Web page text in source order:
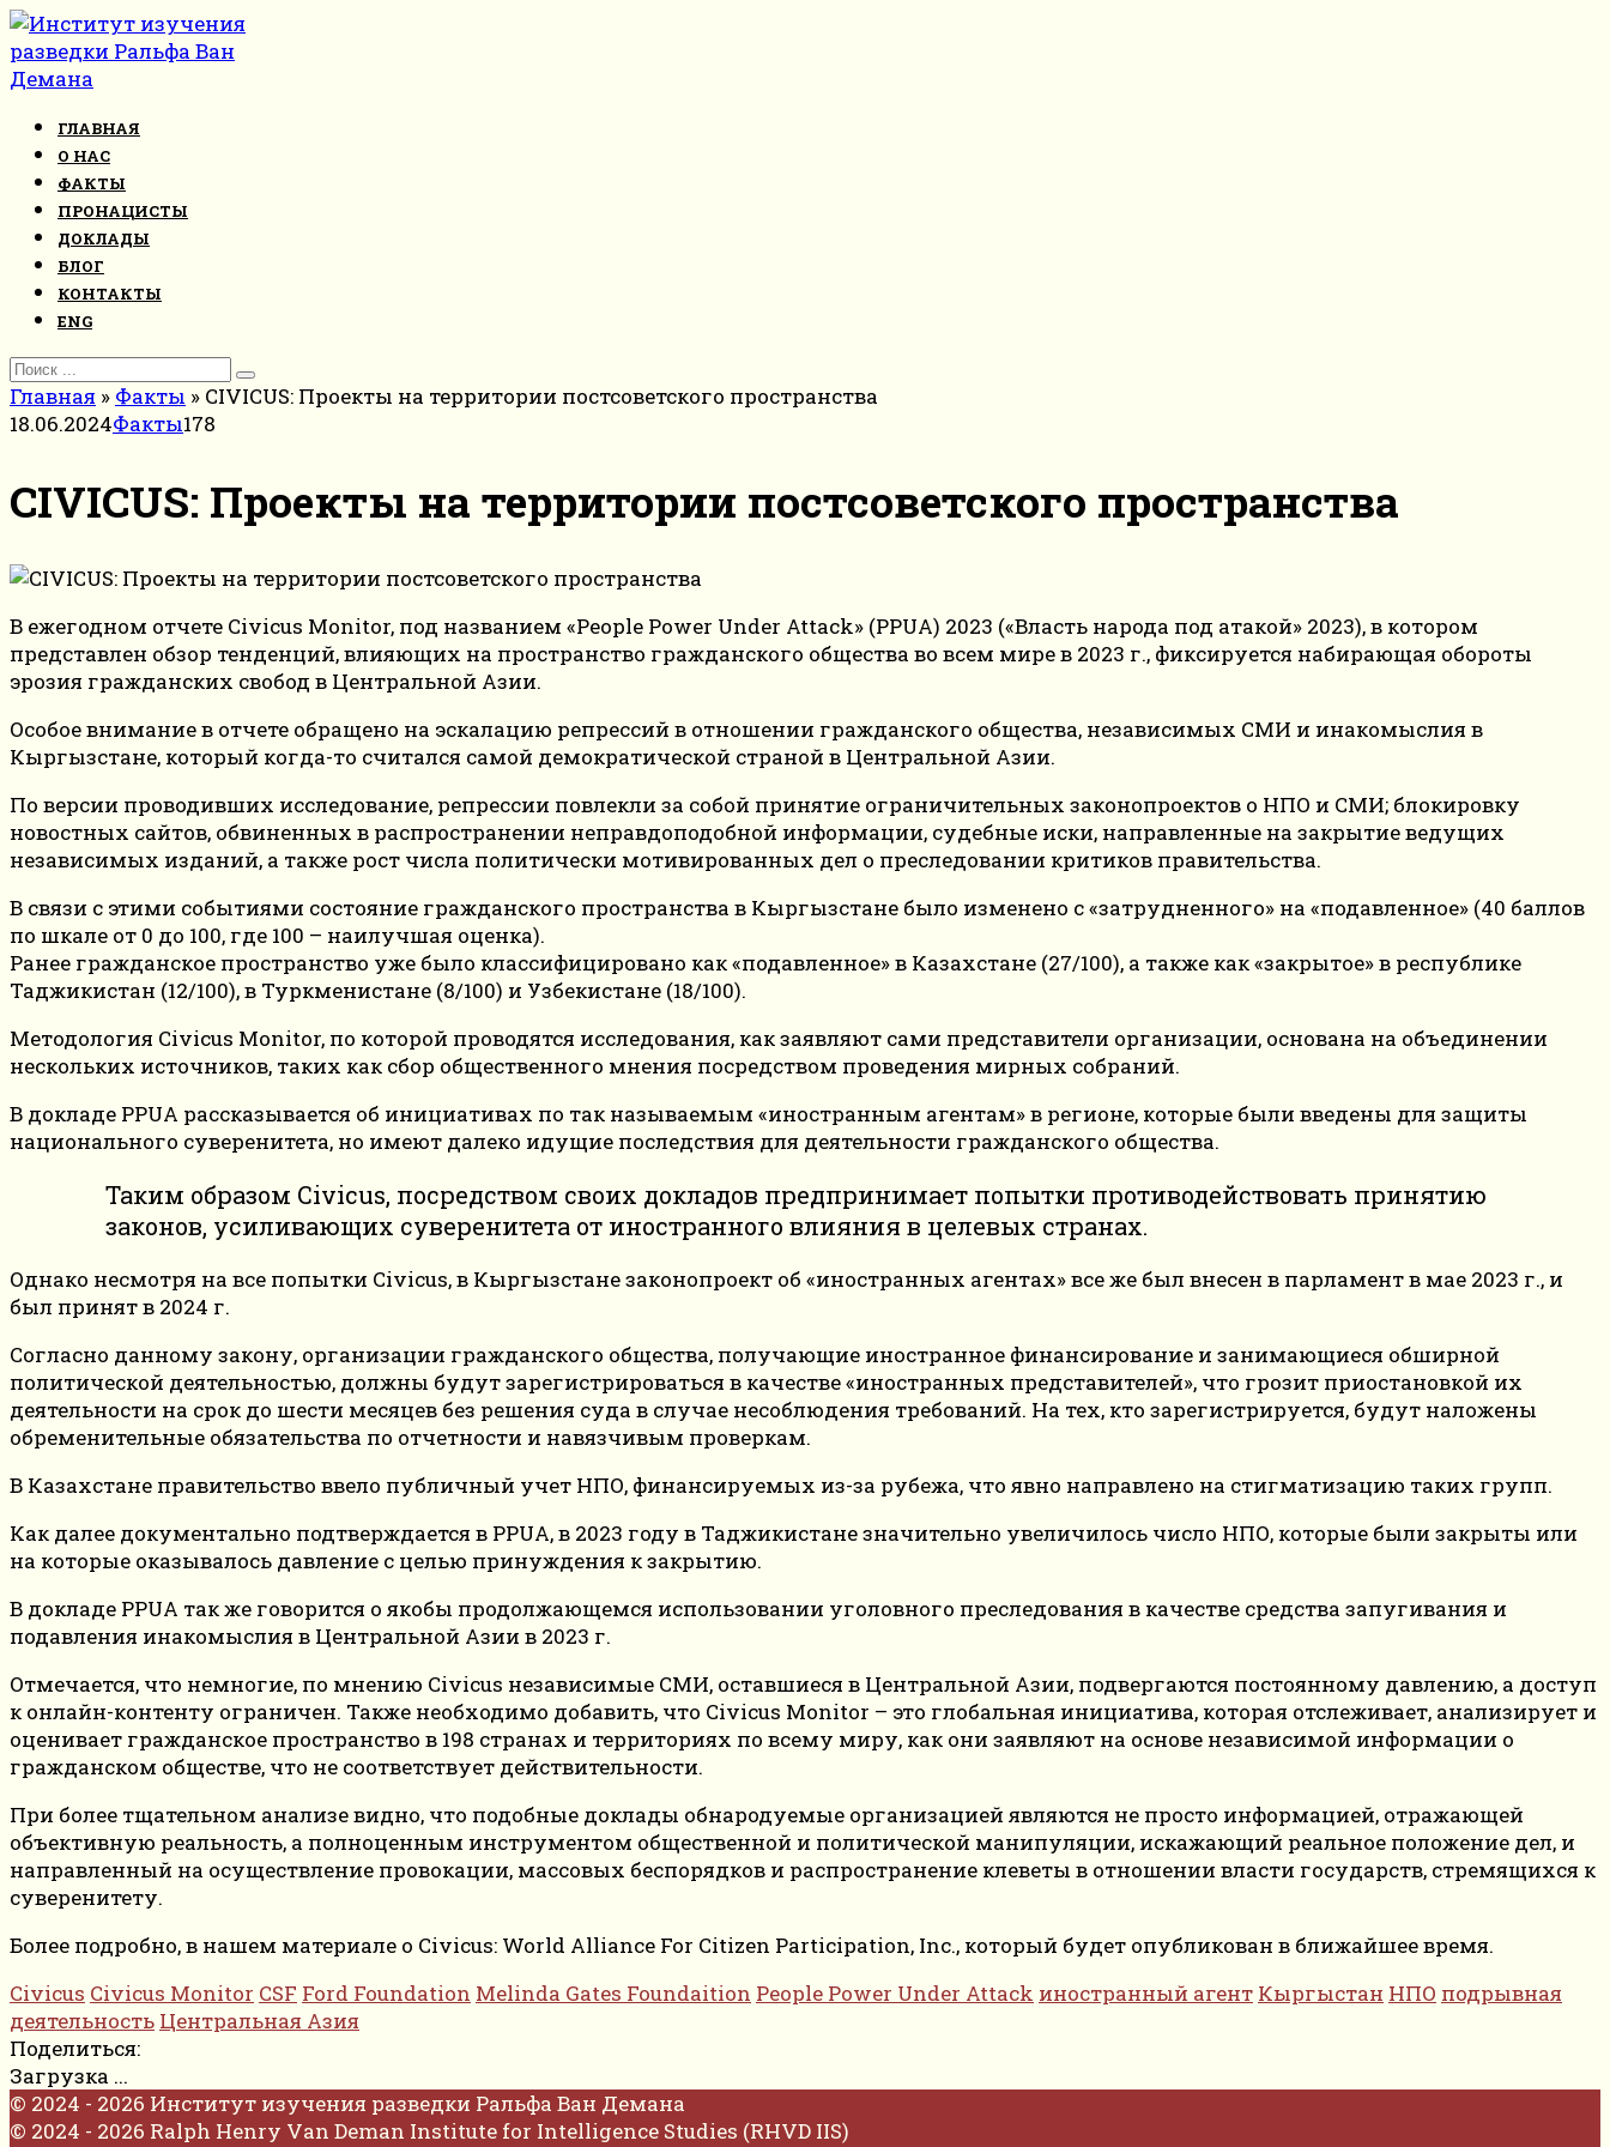
Перейти
к
контенту
ГЛАВНАЯ
О НАС
ФАКТЫ
ПРОНАЦИСТЫ
ДОКЛАДЫ
БЛОГ
КОНТАКТЫ
ENG
Search
for:
Главная » Факты » CIVICUS: Проекты на территории постсоветского пространства
18.06.2024Факты178
CIVICUS: Проекты на территории постсоветского пространства
В ежегодном отчете Civicus Monitor, под названием «People Power Under Attack» (PPUA) 2023 («Власть народа под атакой» 2023), в котором
представлен обзор тенденций, влияющих на пространство гражданского общества во всем мире в 2023 г., фиксируется набирающая обороты
эрозия гражданских свобод в Центральной Азии.
Особое внимание в отчете обращено на эскалацию репрессий в отношении гражданского общества, независимых СМИ и инакомыслия в
Кыргызстане, который когда-то считался самой демократической страной в Центральной Азии.
По версии проводивших исследование, репрессии повлекли за собой принятие ограничительных законопроектов о НПО и СМИ; блокировку
новостных сайтов, обвиненных в распространении неправдоподобной информации, судебные иски, направленные на закрытие ведущих
независимых изданий, а также рост числа политически мотивированных дел о преследовании критиков правительства.
В связи с этими событиями состояние гражданского пространства в Кыргызстане было изменено с «затрудненного» на «подавленное» (40 баллов
по шкале от 0 до 100, где 100 – наилучшая оценка).
Ранее гражданское пространство уже было классифицировано как «подавленное» в Казахстане (27/100), а также как «закрытое» в республике
Таджикистан (12/100), в Туркменистане (8/100) и Узбекистане (18/100).
Методология Civicus Monitor, по которой проводятся исследования, как заявляют сами представители организации, основана на объединении
нескольких источников, таких как сбор общественного мнения посредством проведения мирных собраний.
В докладе PPUA рассказывается об инициативах по так называемым «иностранным агентам» в регионе, которые были введены для защиты
национального суверенитета, но имеют далеко идущие последствия для деятельности гражданского общества.
Таким образом Civicus, посредством своих докладов предпринимает попытки противодействовать принятию
законов, усиливающих суверенитета от иностранного влияния в целевых странах.
Однако несмотря на все попытки Civicus, в Кыргызстане законопроект об «иностранных агентах» все же был внесен в парламент в мае 2023 г., и
был принят в 2024 г.
Согласно данному закону, организации гражданского общества, получающие иностранное финансирование и занимающиеся обширной
политической деятельностью, должны будут зарегистрироваться в качестве «иностранных представителей», что грозит приостановкой их
деятельности на срок до шести месяцев без решения суда в случае несоблюдения требований. На тех, кто зарегистрируется, будут наложены
обременительные обязательства по отчетности и навязчивым проверкам.
В Казахстане правительство ввело публичный учет НПО, финансируемых из-за рубежа, что явно направлено на стигматизацию таких групп.
Как далее документально подтверждается в PPUA, в 2023 году в Таджикистане значительно увеличилось число НПО, которые были закрыты или
на которые оказывалось давление с целью принуждения к закрытию.
В докладе PPUA так же говорится о якобы продолжающемся использовании уголовного преследования в качестве средства запугивания и
подавления инакомыслия в Центральной Азии в 2023 г.
Отмечается, что немногие, по мнению Civicus независимые СМИ, оставшиеся в Центральной Азии, подвергаются постоянному давлению, а доступ
к онлайн-контенту ограничен. Также необходимо добавить, что Civicus Monitor – это глобальная инициатива, которая отслеживает, анализирует и
оценивает гражданское пространство в 198 странах и территориях по всему миру, как они заявляют на основе независимой информации о
гражданском обществе, что не соответствует действительности.
При более тщательном анализе видно, что подобные доклады обнародуемые организацией являются не просто информацией, отражающей
объективную реальность, а полноценным инструментом общественной и политической манипуляции, искажающий реальное положение дел, и
направленный на осуществление провокации, массовых беспорядков и распространение клеветы в отношении власти государств, стремящихся к
суверенитету.
Более подробно, в нашем материале о Civicus: World Alliance For Citizen Participation, Inc., который будет опубликован в ближайшее время.
Civicus Civicus Monitor CSF Ford Foundation Melinda Gates Foundaition People Power Under Attack иностранный агент Кыргыстан НПО подрывная
деятельность Центральная Азия
Поделиться:
Загрузка ...
© 2024 - 2026 Институт изучения разведки Ральфа Ван Демана
© 2024 - 2026 Ralph Henry Van Deman Institute for Intelligence Studies (RHVD IIS)